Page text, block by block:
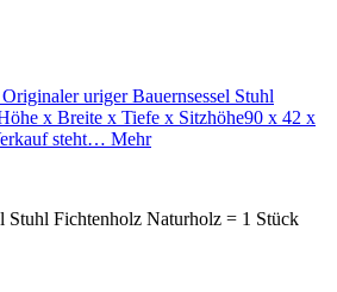
Originaler uriger Bauernsessel Stuhl
x Breite x Tiefe x Sitzhöhe90 x 42 x
steht… Mehr
Stuhl Fichtenholz Naturholz = 1 Stück